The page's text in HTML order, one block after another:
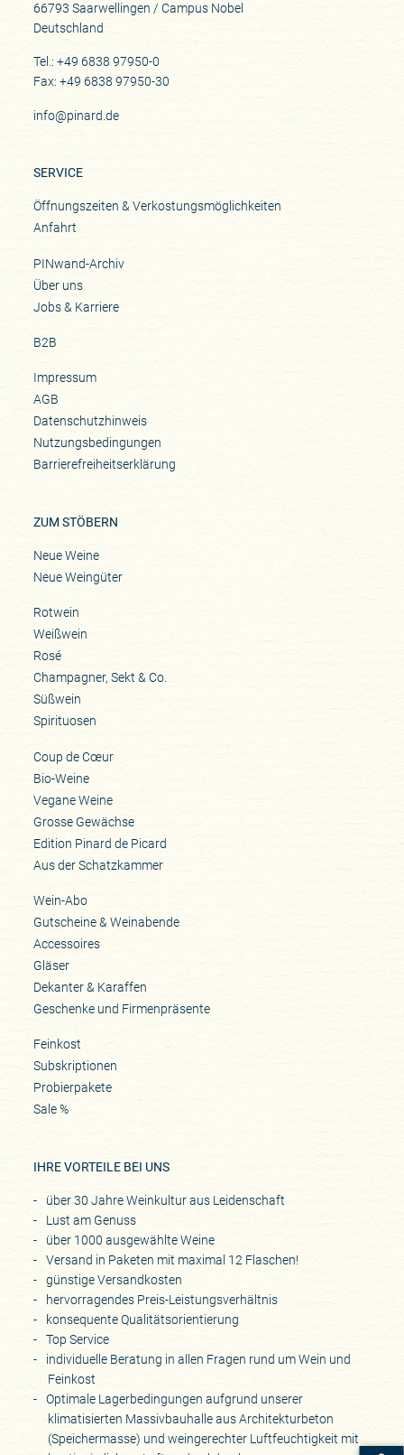
66793 Saarwellingen / Campus Nobel
Deutschland
Tel.: +49 6838 97950-0
Fax: +49 6838 97950-30
info@pinard.de
SERVICE
Öffnungszeiten & Verkostungsmöglichkeiten
Anfahrt
PINwand-Archiv
Über uns
Jobs & Karriere
B2B
Impressum
AGB
Datenschutzhinweis
Nutzungsbedingungen
Barrierefreiheitserklärung
ZUM STÖBERN
Neue Weine
Neue Weingüter
Rotwein
Weißwein
Rosé
Champagner, Sekt & Co.
Süßwein
Spirituosen
Coup de Cœur
Bio-Weine
Vegane Weine
Grosse Gewächse
Edition Pinard de Picard
Aus der Schatzkammer
Wein-Abo
Gutscheine & Weinabende
Accessoires
Gläser
Dekanter & Karaffen
Geschenke und Firmenpräsente
Feinkost
Subskriptionen
Probierpakete
Sale %
IHRE VORTEILE BEI UNS
über 30 Jahre Weinkultur aus Leidenschaft
Lust am Genuss
über 1000 ausgewählte Weine
Versand in Paketen mit maximal 12 Flaschen!
günstige Versandkosten
hervorragendes Preis-Leistungsverhältnis
konsequente Qualitätsorientierung
Top Service
individuelle Beratung in allen Fragen rund um Wein und
Feinkost
Optimale Lagerbedingungen aufgrund unserer
klimatisierten Massivbauhalle aus Architekturbeton
(Speichermasse) und weingerechter Luftfeuchtigkeit mit